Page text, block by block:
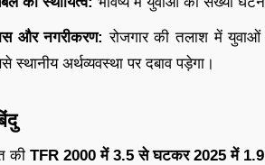
और नगरीकरण: रोजगार की तलाश में
स्थानीय अर्थव्यवस्था पर दबाव पड़ेगा।
की TFR 2000 में 3.5 से घटकर 2025 में 1.9